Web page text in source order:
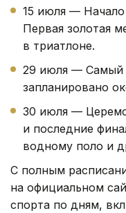
15 июля —
Первая золотая
в триатлоне.
29 июля — Самый
запланировано
30 июля —
и последние
водному поло и
С полным
на официальном
спорта по дням,